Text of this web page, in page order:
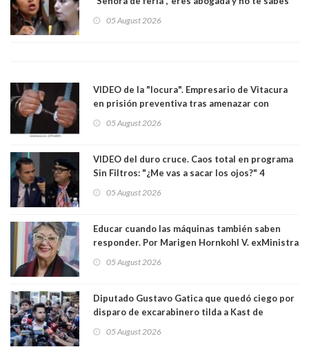
senadoras Camila Flores y Fabiola Campillai en
05 August 2026
VIDEO de la "locura". Empresario de Vitacura
en prisión preventiva tras amenazar con
Los persiguió en potente camioneta
05 August 2026
VIDEO del duro cruce. Caos total en programa
Sin Filtros: "¿Me vas a sacar los ojos?" 4
excarabinero que dejó ciego a Gustavo Gatica:
05 August 2026
Educar cuando las máquinas también saben
responder. Por Marigen Hornkohl V. exMinistra
05 August 2026
Diputado Gustavo Gatica que quedó ciego por
disparo de excarabinero tilda a Kast de
absolución del exuniformado. Presidente DC
05 August 2026